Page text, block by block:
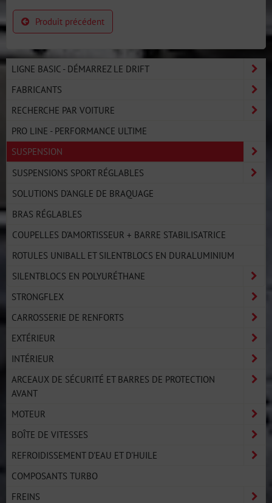
Produit précédent
LIGNE BASIC - DÉMARREZ LE DRIFT
FABRICANTS
RECHERCHE PAR VOITURE
PRO LINE - PERFORMANCE ULTIME
SUSPENSION
SUSPENSIONS SPORT RÉGLABLES
SOLUTIONS D'ANGLE DE BRAQUAGE
BRAS RÉGLABLES
COUPELLES D'AMORTISSEUR + BARRE STABILISATRICE
ROTULES UNIBALL ET SILENTBLOCS EN DURALUMINIUM
SILENTBLOCS EN POLYURÉTHANE
STRONGFLEX
CARROSSERIE DE RENFORTS
EXTÉRIEUR
INTÉRIEUR
ARCEAUX DE SÉCURITÉ ET BARRES DE PROTECTION
AVANT
MOTEUR
BOÎTE DE VITESSES
REFROIDISSEMENT D'EAU ET D'HUILE
COMPOSANTS TURBO
FREINS